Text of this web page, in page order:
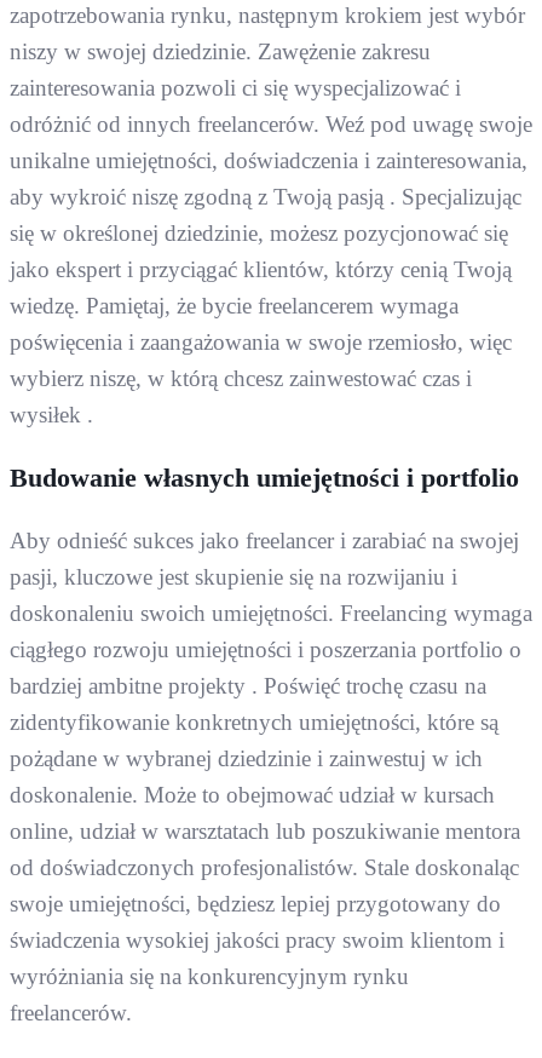
zapotrzebowania rynku, następnym krokiem jest wybór
niszy w swojej dziedzinie. Zawężenie zakresu
zainteresowania pozwoli ci się wyspecjalizować i
odróżnić od innych freelancerów. Weź pod uwagę swoje
unikalne umiejętności, doświadczenia i zainteresowania,
aby wykroić niszę zgodną z Twoją pasją . Specjalizując
się w określonej dziedzinie, możesz pozycjonować się
jako ekspert i przyciągać klientów, którzy cenią Twoją
wiedzę. Pamiętaj, że bycie freelancerem wymaga
poświęcenia i zaangażowania w swoje rzemiosło, więc
wybierz niszę, w którą chcesz zainwestować czas i
wysiłek .
Budowanie własnych umiejętności i portfolio
Aby odnieść sukces jako freelancer i zarabiać na swojej
pasji, kluczowe jest skupienie się na rozwijaniu i
doskonaleniu swoich umiejętności. Freelancing wymaga
ciągłego rozwoju umiejętności i poszerzania portfolio o
bardziej ambitne projekty . Poświęć trochę czasu na
zidentyfikowanie konkretnych umiejętności, które są
pożądane w wybranej dziedzinie i zainwestuj w ich
doskonalenie. Może to obejmować udział w kursach
online, udział w warsztatach lub poszukiwanie mentora
od doświadczonych profesjonalistów. Stale doskonaląc
swoje umiejętności, będziesz lepiej przygotowany do
świadczenia wysokiej jakości pracy swoim klientom i
wyróżniania się na konkurencyjnym rynku
freelancerów.